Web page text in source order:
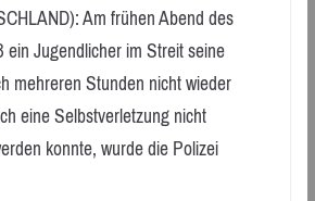
Am frühen Abend des
Jugendlicher im Streit seine
mehreren Stunden nicht wieder
eine Selbstverletzung nicht
konnte, wurde die Polizei